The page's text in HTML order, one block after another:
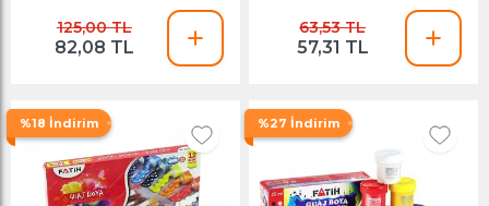
125,00 TL
82,08 TL
63,53 TL
57,31 TL
%18 İndirim %27 İndirim